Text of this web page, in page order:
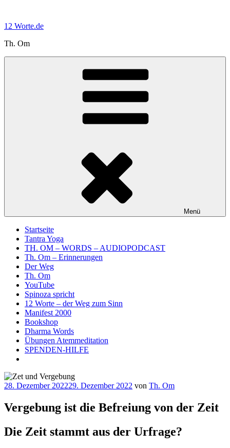
springen
12 Worte.de
Th. Om
Menü
Startseite
Tantra Yoga
TH. OM – WORDS – AUDIOPODCAST
Th. Om – Erinnerungen
Der Weg
Th. Om
YouTube
Spinoza spricht
12 Worte – der Weg zum Sinn
Manifest 2000
Bookshop
Dharma Words
Übungen Atemmeditation
SPENDEN-HILFE
Veröffentlicht
28. Dezember 202229. Dezember 2022 von Th. Om
Vergebung ist die Befreiung von der Zeit
Die Zeit stammt aus der Urfrage?